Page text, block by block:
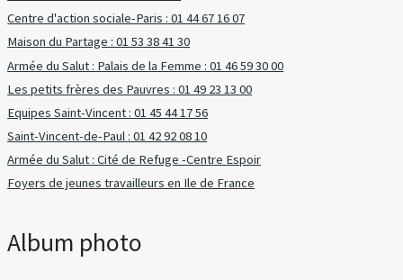
Centre d'action sociale-Paris : 01 44 67 16 07
Maison du Partage : 01 53 38 41 30
Armée du Salut : Palais de la Femme : 01 46 59 30 00
Les petits frères des Pauvres : 01 49 23 13 00
Equipes Saint-Vincent : 01 45 44 17 56
Saint-Vincent-de-Paul : 01 42 92 08 10
Armée du Salut : Cité de Refuge -Centre Espoir
Foyers de jeunes travailleurs en Ile de France
Album photo